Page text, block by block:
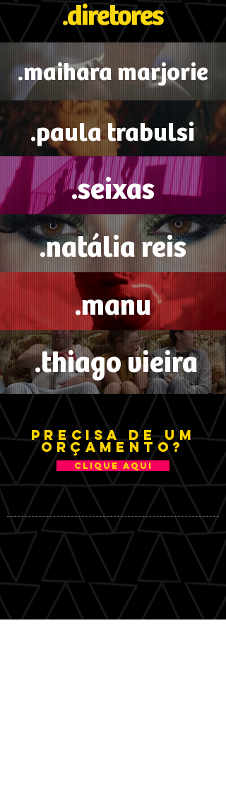
.diretores
.maihara marjorie
.paula trabulsi
.seixas
.natália reis
.manu
.thiago vieira
PRECISA DE UM
orçamento?
CLIQUE AQUI